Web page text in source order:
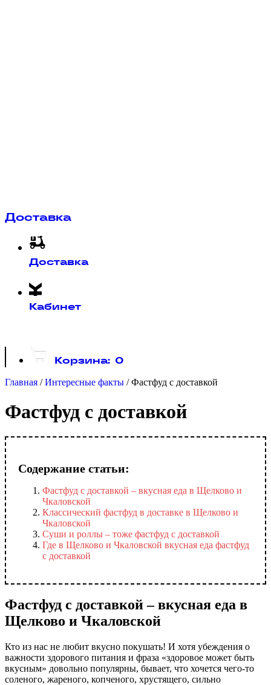
Доставка
Доставка
Кабинет
Корзина: 0
Главная / Интересные факты / Фастфуд с доставкой
Фастфуд с доставкой
Содержание статьи:
Фастфуд с доставкой – вкусная еда в Щелково и
Чкаловской
Классический фастфуд в доставке в Щелково и
Чкаловской
Суши и роллы – тоже фастфуд с доставкой
Где в Щелково и Чкаловской вкусная еда фастфуд
с доставкой
Фастфуд с доставкой – вкусная еда в
Щелково и Чкаловской
Кто из нас не любит вкусно покушать! И хотя убеждения о
важности здорового питания и фраза «здоровое может быть
вкусным» довольно популярны, бывает, что хочется чего-то
соленого, жареного, копченого, хрустящего, сильно